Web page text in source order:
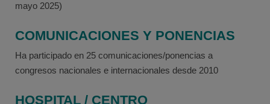
mayo 2025)
COMUNICACIONES Y PONENCIAS
Ha participado en 25 comunicaciones/ponencias a
congresos nacionales e internacionales desde 2010
HOSPITAL / CENTRO